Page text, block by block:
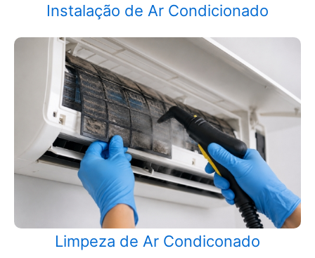
Instalação de Ar Condicionado
Limpeza de Ar Condiconado